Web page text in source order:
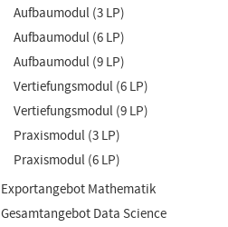
Aufbaumodul (3 LP)
Aufbaumodul (6 LP)
Aufbaumodul (9 LP)
Vertiefungsmodul (6 LP)
Vertiefungsmodul (9 LP)
Praxismodul (3 LP)
Praxismodul (6 LP)
Exportangebot Mathematik
Gesamtangebot Data Science